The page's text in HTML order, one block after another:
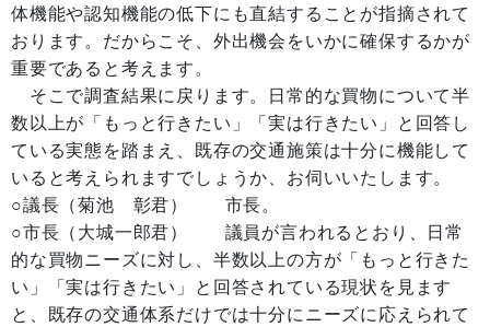
体機能や認知機能の低下にも直結することが指摘されて
おります。だからこそ、外出機会をいかに確保するかが
重要であると考えます。
そこで調査結果に戻ります。日常的な買物について半
数以上が「もっと行きたい」「実は行きたい」と回答し
ている実態を踏まえ、既存の交通施策は十分に機能して
いると考えられますでしょうか、お伺いいたします。
○議長（菊池 彰君） 市長。
○市長（大城一郎君） 議員が言われるとおり、日常
的な買物ニーズに対し、半数以上の方が「もっと行きた
い」「実は行きたい」と回答されている現状を見ます
と、既存の交通体系だけでは十分にニーズに応えられて